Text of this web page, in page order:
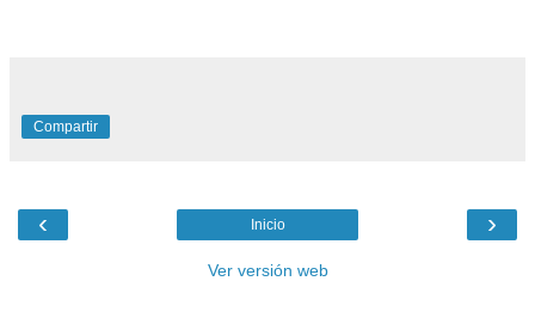
Compartir
‹ ›
Inicio
Ver versión web